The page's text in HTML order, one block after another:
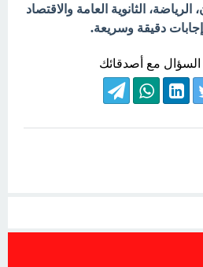
الرياضة، الثانوية العامة والاقتصاد
دقيقة وسريعة.
مع أصدقائك